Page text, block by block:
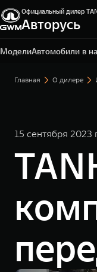
Официальный дилер
Авторусь
МоделиАвтомобили в
Москва,
+7 (495) 588-50-
Главная О дилере
15 сентября 2023